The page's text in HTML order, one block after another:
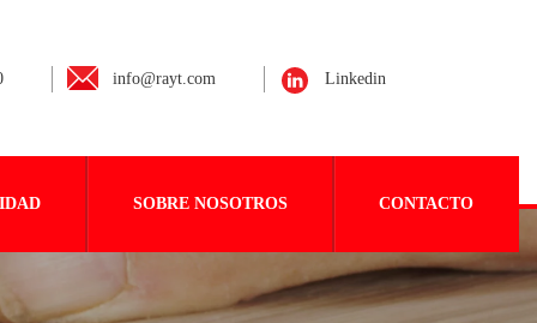
info@rayt.com Linkedin
SOBRE NOSOTROS CONTACTO